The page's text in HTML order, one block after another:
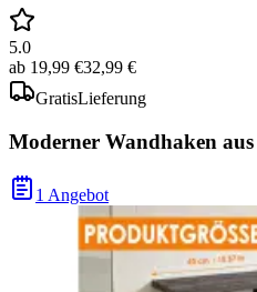
5.0
ab 19,99 €32,99 €
GratisLieferung
Moderner Wandhaken
1 Angebot